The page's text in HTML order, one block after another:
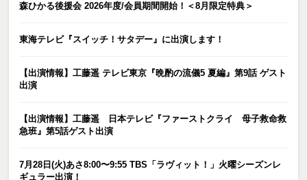
森ひかる後援会 2026年度/会員期間開始！＜8月限定特典＞
東海テレビ『スイッチ！サタデー』に出演します！
【出演情報】工藤遥 テレビ東京『晩酌の流儀5 夏編』第9話 ゲスト
出演
【出演情報】工藤遥 日本テレビ『ファーストクライ 母子救命救
急班』第5話ゲスト出演
7月28日(火)あさ8:00〜9:55 TBS「ラヴィット！」火曜シーズンレ
ギュラー出演！